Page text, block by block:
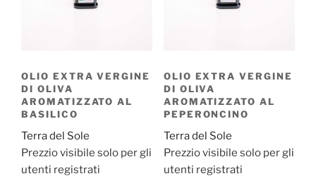
OLIO EXTRA VERGINE
DI OLIVA
AROMATIZZATO AL
BASILICO
Terra del Sole
Prezzio visibile solo per gli
utenti registrati
OLIO EXTRA VERGINE
DI OLIVA
AROMATIZZATO AL
PEPERONCINO
Terra del Sole
Prezzio visibile solo per gli
utenti registrati